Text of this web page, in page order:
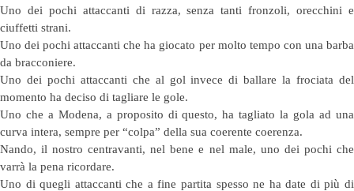
Uno dei pochi attaccanti di razza, senza tanti fronzoli, orecchini e
ciuffetti strani.
Uno dei pochi attaccanti che ha giocato per molto tempo con una barba
da bracconiere.
Uno dei pochi attaccanti che al gol invece di ballare la frociata del
momento ha deciso di tagliare le gole.
Uno che a Modena, a proposito di questo, ha tagliato la gola ad una
curva intera, sempre per “colpa” della sua coerente coerenza.
Nando, il nostro centravanti, nel bene e nel male, uno dei pochi che
varrà la pena ricordare.
Uno di quegli attaccanti che a fine partita spesso ne ha date di più di